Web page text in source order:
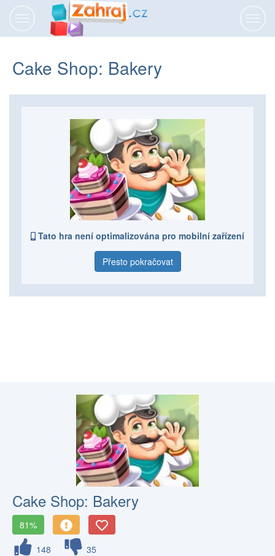
Cake Shop: Bakery
Tato hra není optimalizována pro mobilní zařízení
Přesto pokračovat
Cake Shop: Bakery
81%
148
35